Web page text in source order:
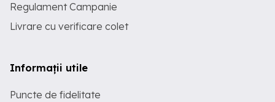
Regulament Campanie
Livrare cu verificare colet
Informații utile
Puncte de fidelitate